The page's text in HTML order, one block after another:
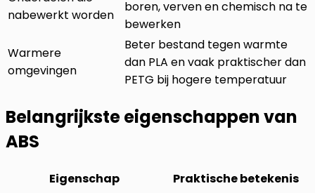
nabewerkt worden
boren, verven en chemisch na te
bewerken
Warmere
omgevingen
Beter bestand tegen warmte
dan PLA en vaak praktischer dan
PETG bij hogere temperatuur
Belangrijkste eigenschappen van
ABS
Eigenschap Praktische betekenis